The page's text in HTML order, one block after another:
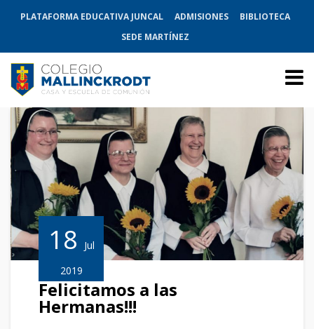
PLATAFORMA EDUCATIVA JUNCAL ADMISIONES
BIBLIOTECA
SEDE MARTÍNEZ
18
Jul
2019
Felicitamos a las
Hermanas!!!